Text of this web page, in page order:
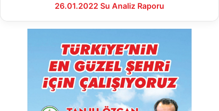
26.01.2022 Su Analiz Raporu